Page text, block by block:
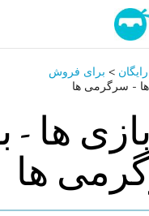
> برای فروش
ها - سرگرمی ‌ها
ها -
‌ها